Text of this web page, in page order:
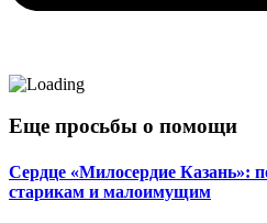
Еще просьбы о помощи
Сердце «Милосердие Казань»:
старикам и малоимущим